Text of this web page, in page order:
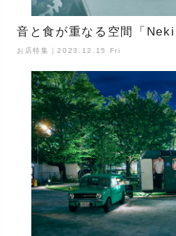
音と食が重なる空間「Neki
お店特集｜2023.12.15 Fri